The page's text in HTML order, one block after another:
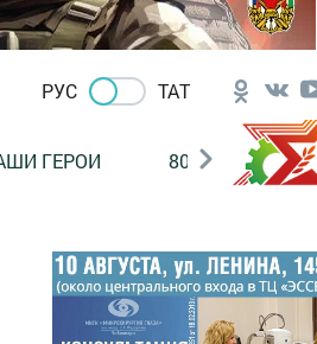
РУС ТАТ
ГЕРОИ 80 ЛЕТ ПОБЕДЫ!